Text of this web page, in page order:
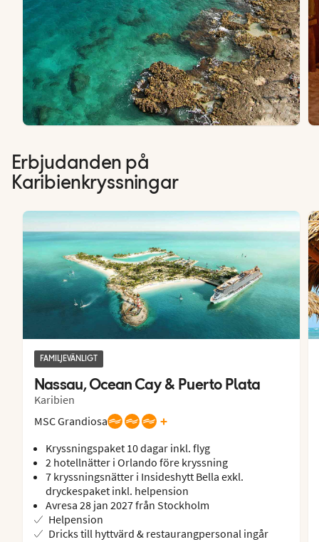
Erbjudanden på
Karibienkryssningar
FAMILJEVÄNLIGT
Nassau, Ocean Cay & Puerto Plata
Karibien
MSC Grandiosa
+
Kryssningspaket 10 dagar inkl. flyg
2 hotellnätter i Orlando före kryssning
7 kryssningsnätter i Insideshytt Bella exkl.
dryckespaket inkl. helpension
Avresa 28 jan 2027 från Stockholm
Helpension
Dricks till hyttvärd & restaurangpersonal ingår